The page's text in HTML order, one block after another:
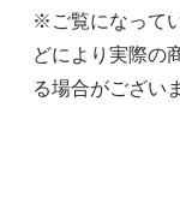
※ご覧になって
どにより実際の
る場合がござい